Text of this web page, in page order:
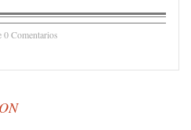
0 Comentarios